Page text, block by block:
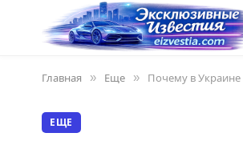
Главная » Еще » Почему в Украине
ЕЩЕ